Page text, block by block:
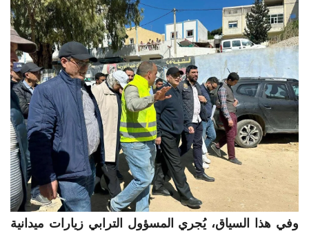
​وفي هذا السياق، يُجري المسؤول الترابي زيارات ميدانية